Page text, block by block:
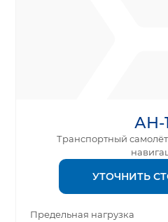
АН-
Транспортный
УТОЧНИТЬ
Предельная нагрузка